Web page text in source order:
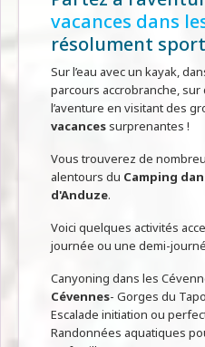
vacances dans
résolument
Sur l’eau avec un kayak,
parcours accrobranche,
l’aventure en visitant des
vacances surprenantes !
Vous trouverez de
alentours du Camping
d'Anduze.
Voici quelques activités
journée ou une demi-
Canyoning dans les
Cévennes- Gorges du
Escalade initiation ou
Randonnées aquatiques